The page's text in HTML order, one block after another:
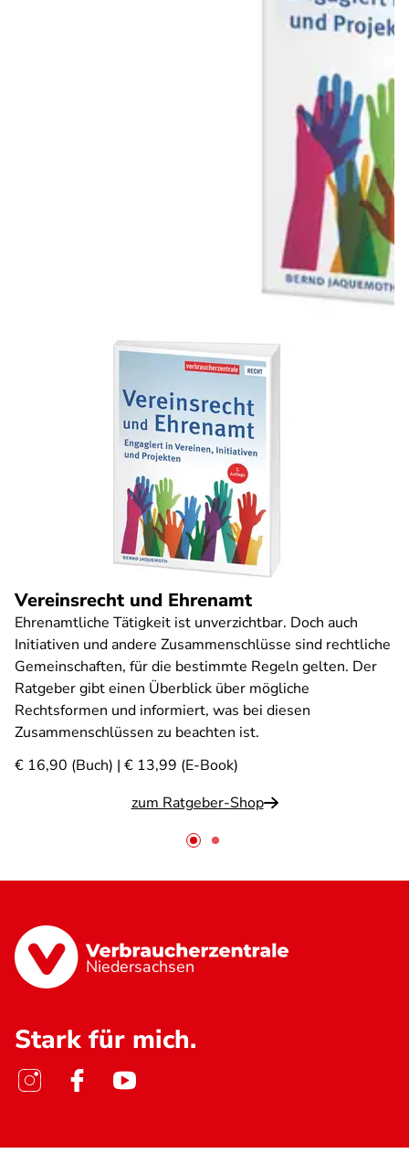
Vereinsrecht und Ehrenamt
Ehrenamtliche Tätigkeit ist unverzichtbar. Doch auch
Initiativen und andere Zusammenschlüsse sind rechtliche
Gemeinschaften, für die bestimmte Regeln gelten. Der
Ratgeber gibt einen Überblick über mögliche
Rechtsformen und informiert, was bei diesen
Zusammenschlüssen zu beachten ist.
€ 16,90 (Buch) | € 13,99 (E-Book)
zum Ratgeber-Shop
Niedersachsen
Stark für mich.